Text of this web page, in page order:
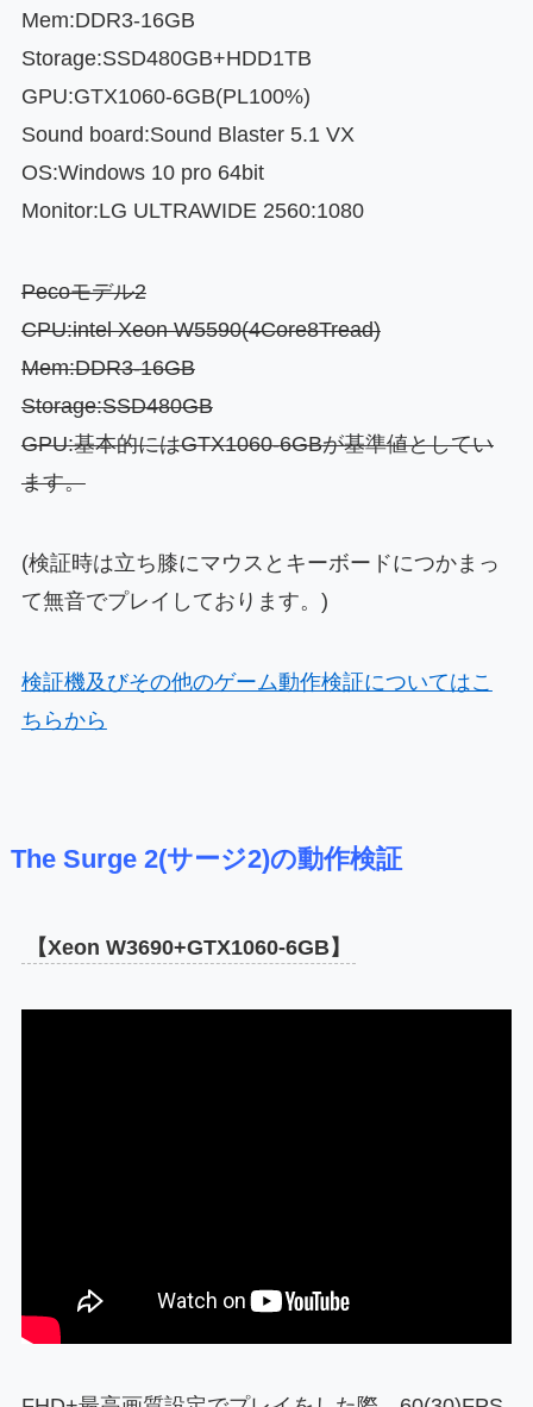
Mem:DDR3-16GB
Storage:SSD480GB+HDD1TB
GPU:GTX1060-6GB(PL100%)
Sound board:Sound Blaster 5.1 VX
OS:Windows 10 pro 64bit
Monitor:LG ULTRAWIDE 2560:1080
Pecoモデル2
CPU:intel Xeon W5590(4Core8Tread)
Mem:DDR3-16GB
Storage:SSD480GB
GPU:基本的にはGTX1060-6GBが基準値としてい
ます。
(検証時は立ち膝にマウスとキーボードにつかまっ
て無音でプレイしております。)
検証機及びその他のゲーム動作検証についてはこ
ちらから
The Surge 2(サージ2)の動作検証
【Xeon W3690+GTX1060-6GB】